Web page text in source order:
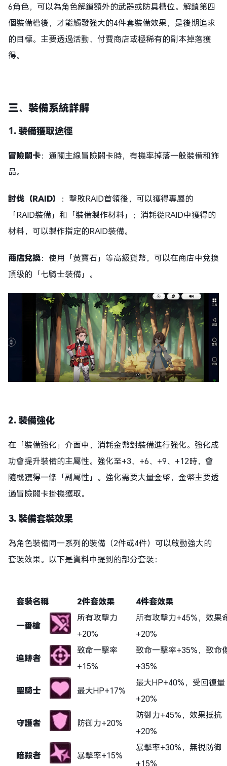
6角色，可以為角色解鎖額外的武器或防具槽位。解鎖第四
個裝備槽後，才能觸發強大的4件套裝備效果，是後期追求
的目標。主要透過活動、付費商店或極稀有的副本掉落獲
得。
三、裝備系統詳解
1. 裝備獲取途徑
冒險關卡：通關主線冒險關卡時，有機率掉落一般裝備和飾
品。
討伐（RAID）
：擊敗RAID首領後，可以獲得專屬的
「RAID裝備」和「裝備製作材料」；消耗從RAID中獲得的
材料，可以製作指定的RAID裝備。
商店兌換：使用「黃寶石」等高級貨幣，可以在商店中兌換
頂級的「七騎士裝備」。
2. 裝備強化
在「裝備強化」介面中，消耗金幣對裝備進行強化。強化成
功會提升裝備的主屬性。強化至+3、+6、+9、+12時，會
隨機獲得一條「副屬性」。強化需要大量金幣，金幣主要透
過冒險關卡掛機獲取。
3. 裝備套裝效果
為角色裝備同一系列的裝備（2件或4件）可以啟動強大的
套裝效果。以下是資料中提到的部分套裝：
套裝名稱 2件套效果 4件套效果
一番槍
所有攻擊力
+20%
所有攻擊力+45%，效果
+20%
追跡者
致命一擊率
+15%
致命一擊率+35%，致命
+35%
聖騎士 最大HP+17%
最大HP+40%，受回復量
+20%
守護者 防御力+20%
防御力+45%，效果抵抗
+20%
暗殺者 暴擊率+15%
暴擊率+30%，無視防御
+15%